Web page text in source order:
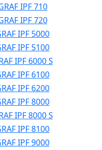
IPF 710
IPF 720
IPF 5000
IPF 5100
IPF 6000 S
IPF 6100
IPF 6200
IPF 8000
IPF 8000 S
IPF 8100
IPF 9000